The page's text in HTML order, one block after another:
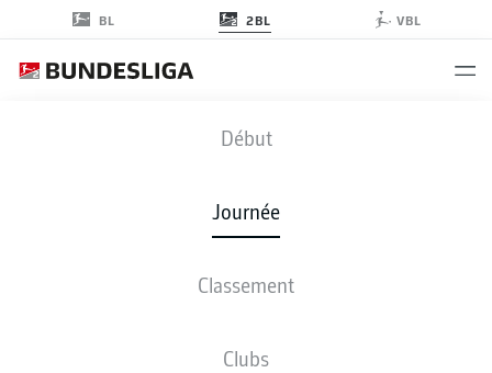
BL 2BL VBL
Début
Journée
Classement
Clubs
FCN - STP
COMPOSITIONS STATISTIQUES